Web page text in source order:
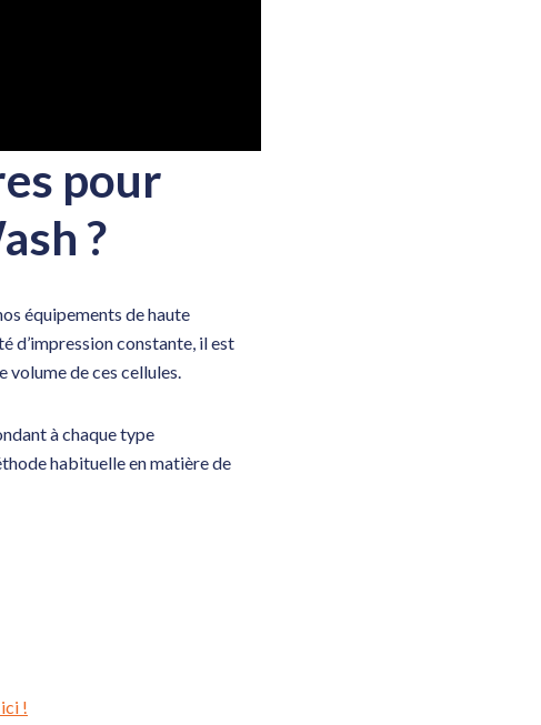
pour
?
équipements de haute
d’impression constante, il est
volume de ces cellules.
à chaque type
habituelle en matière de
!